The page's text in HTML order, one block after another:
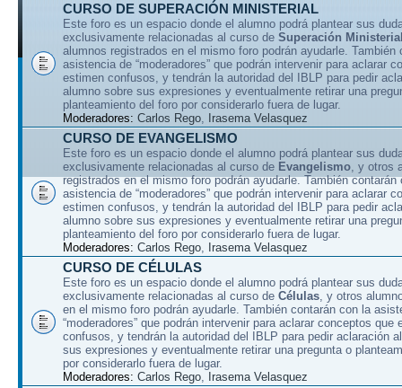
CURSO DE SUPERACIÓN MINISTERIAL
Este foro es un espacio donde el alumno podrá plantear sus
exclusivamente relacionadas al curso de Superación
alumnos registrados en el mismo foro podrán ayudarle. También
asistencia de “moderadores” que podrán intervenir para aclarar
estimen confusos, y tendrán la autoridad del IBLP para pedir
alumno sobre sus expresiones y eventualmente retirar una
planteamiento del foro por considerarlo fuera de lugar.
Moderadores: Carlos Rego, Irasema Velasquez
CURSO DE EVANGELISMO
Este foro es un espacio donde el alumno podrá plantear sus
exclusivamente relacionadas al curso de Evangelismo, y otros
registrados en el mismo foro podrán ayudarle. También contarán
asistencia de “moderadores” que podrán intervenir para aclarar
estimen confusos, y tendrán la autoridad del IBLP para pedir
alumno sobre sus expresiones y eventualmente retirar una
planteamiento del foro por considerarlo fuera de lugar.
Moderadores: Carlos Rego, Irasema Velasquez
CURSO DE CÉLULAS
Este foro es un espacio donde el alumno podrá plantear sus
exclusivamente relacionadas al curso de Células, y otros
en el mismo foro podrán ayudarle. También contarán con la
“moderadores” que podrán intervenir para aclarar conceptos que
confusos, y tendrán la autoridad del IBLP para pedir aclaración
sus expresiones y eventualmente retirar una pregunta o
por considerarlo fuera de lugar.
Moderadores: Carlos Rego, Irasema Velasquez